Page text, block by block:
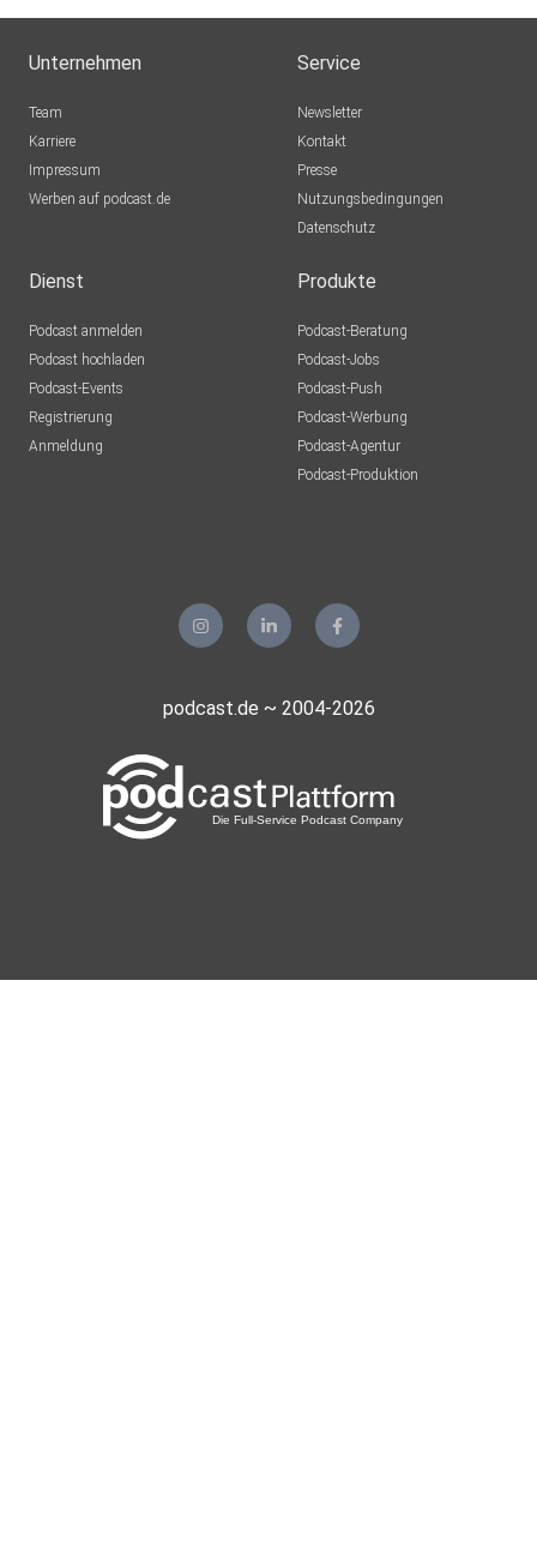
Unternehmen
Team
Karriere
Impressum
Werben auf podcast.de
Service
Newsletter
Kontakt
Presse
Nutzungsbedingungen
Datenschutz
Dienst
Podcast anmelden
Podcast hochladen
Podcast-Events
Registrierung
Anmeldung
Produkte
Podcast-Beratung
Podcast-Jobs
Podcast-Push
Podcast-Werbung
Podcast-Agentur
Podcast-Produktion
podcast.de ~ 2004-2026